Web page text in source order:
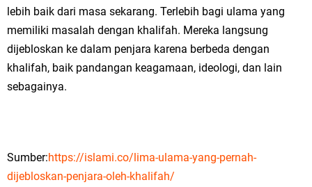
lebih baik dari masa sekarang. Terlebih bagi ulama yang
memiliki masalah dengan khalifah. Mereka langsung
dijebloskan ke dalam penjara karena berbeda dengan
khalifah, baik pandangan keagamaan, ideologi, dan lain
sebagainya.
Sumber:https://islami.co/lima-ulama-yang-pernah-
dijebloskan-penjara-oleh-khalifah/